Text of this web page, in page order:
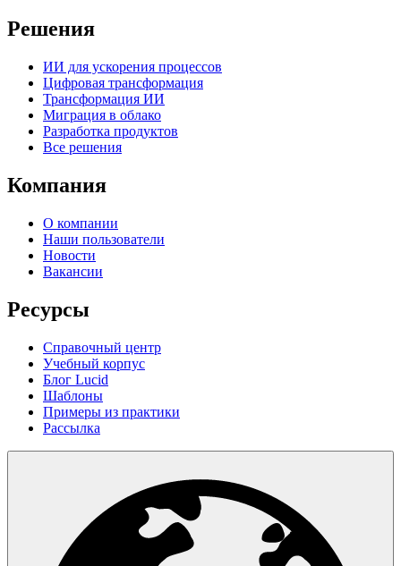
Решения
ИИ для ускорения процессов
Цифровая трансформация
Трансформация ИИ
Миграция в облако
Разработка продуктов
Все решения
Компания
О компании
Наши пользователи
Новости
Вакансии
Ресурсы
Справочный центр
Учебный корпус
Блог Lucid
Шаблоны
Примеры из практики
Рассылка